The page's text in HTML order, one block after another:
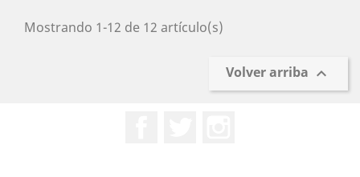
Mostrando 1-12 de 12 artículo(s)
Volver arriba 